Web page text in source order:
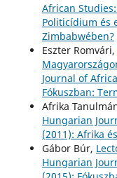
African
Politicídium és
Zimbabwében?
Eszter Romvári,
Journal of
Fókuszban:
Afrika
Hungarian
(2011): Afrika
Gábor Búr,
Hungarian